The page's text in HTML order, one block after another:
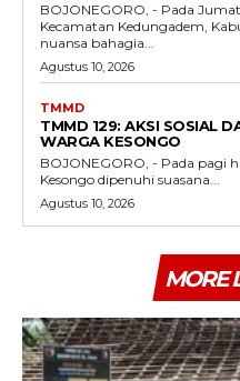
BOJONEGORO, - Pada Jumat
Kecamatan Kedungadem,
nuansa bahagia...
Agustus 10, 2026
TMMD
TMMD 129: AKSI SOSIAL
WARGA KESONGO
BOJONEGORO, - Pada pagi
Kesongo dipenuhi suasana...
Agustus 10, 2026
MORE